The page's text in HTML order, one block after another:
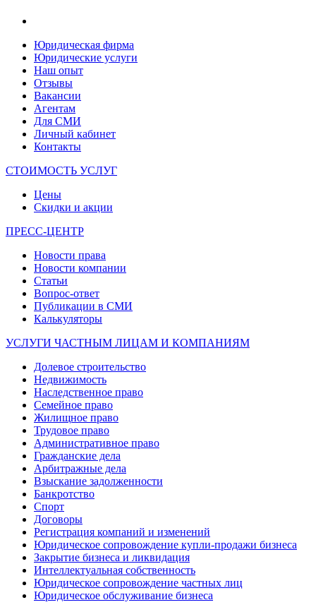
Юридическая фирма
Юридические услуги
Наш опыт
Отзывы
Вакансии
Агентам
Для СМИ
Личный кабинет
Контакты
СТОИМОСТЬ УСЛУГ
Цены
Скидки и акции
ПРЕСС-ЦЕНТР
Новости права
Новости компании
Статьи
Вопрос-ответ
Публикации в СМИ
Калькуляторы
УСЛУГИ ЧАСТНЫМ ЛИЦАМ И КОМПАНИЯМ
Долевое строительство
Недвижимость
Наследственное право
Семейное право
Жилищное право
Трудовое право
Административное право
Гражданские дела
Арбитражные дела
Взыскание задолженности
Банкротство
Спорт
Договоры
Регистрация компаний и изменений
Юридическое сопровождение купли-продажи бизнеса
Закрытие бизнеса и ликвидация
Интеллектуальная собственность
Юридическое сопровождение частных лиц
Юридическое обслуживание бизнеса